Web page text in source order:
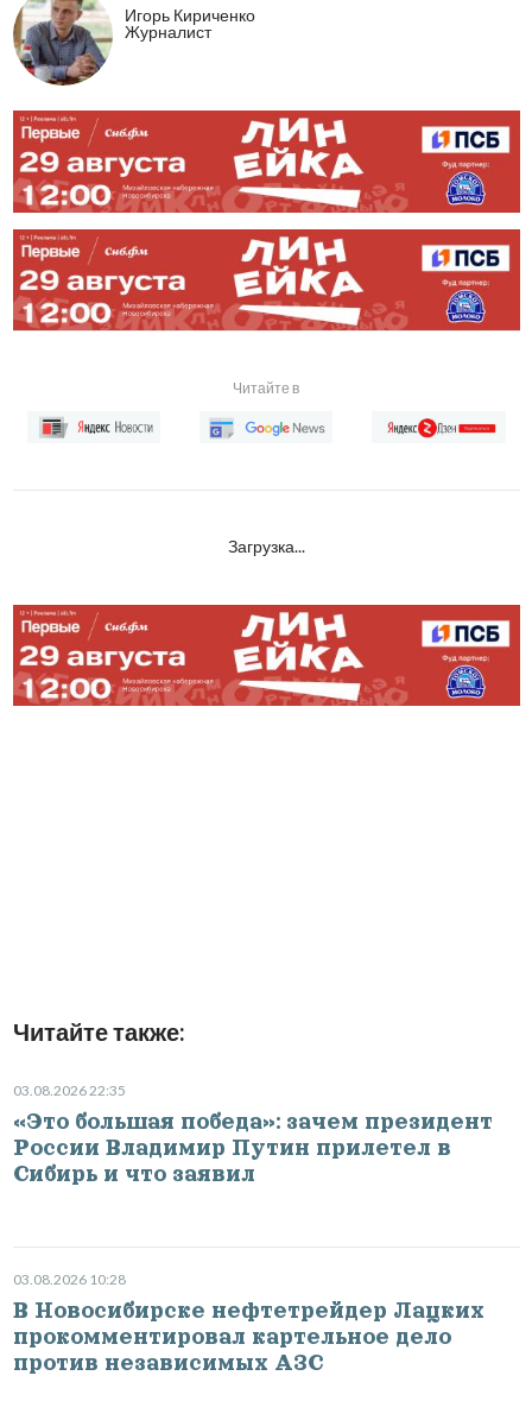
Игорь Кириченко
Журналист
Читайте в
Загрузка...
Читайте также:
03.08.2026 22:35
«Это большая победа»: зачем президент
России Владимир Путин прилетел в
Сибирь и что заявил
03.08.2026 10:28
В Новосибирске нефтетрейдер Лацких
прокомментировал картельное дело
против независимых АЗС